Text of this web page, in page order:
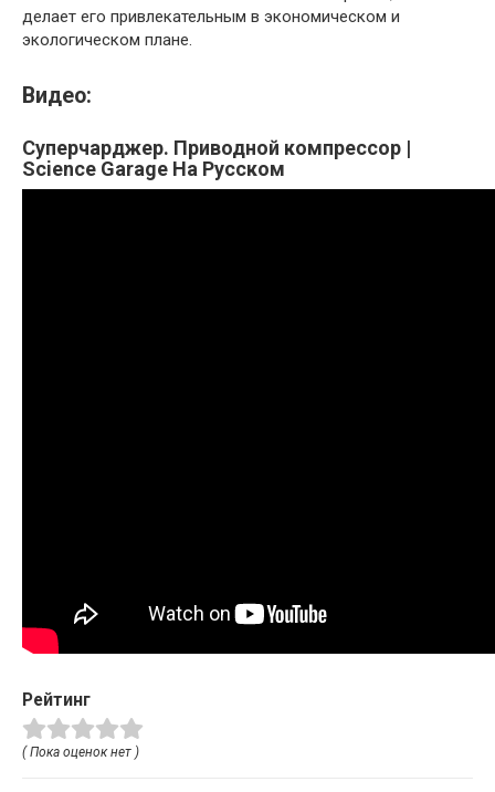
делает его привлекательным в экономическом и
экологическом плане.
Видео:
Суперчарджер. Приводной компрессор |
Science Garage На Русском
Рейтинг
( Пока оценок нет )